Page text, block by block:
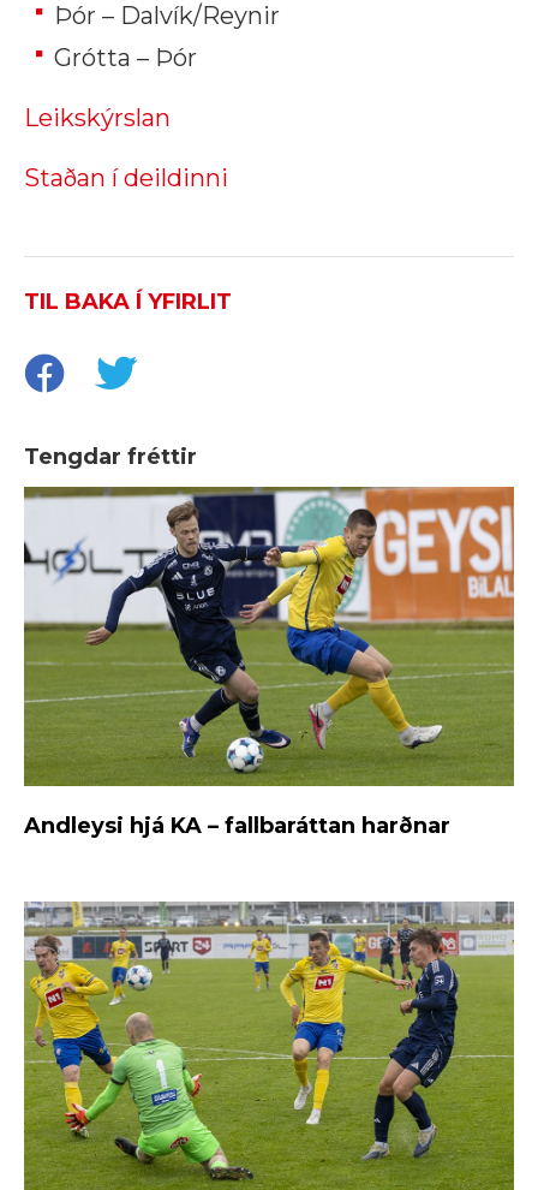
Þór – Dalvík/Reynir
Grótta – Þór
Leikskýrslan
Staðan í deildinni
TIL BAKA Í YFIRLIT
Tengdar fréttir
Andleysi hjá KA – fallbaráttan harðnar